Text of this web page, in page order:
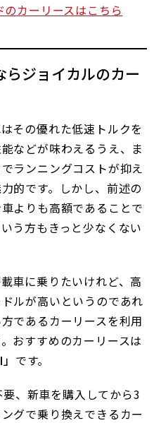
カーリースはこちら
らジョイカルのカー
その優れた低速トルクを
などが味わえるうえ、ま
ランニングコストが抑え
的です。しかし、前述の
よりも高額であることで
う方もきっと少なくない
車に乗りたいけれど、高
ルが高いというのであれ
であるカーリースを利用
おすすめのカーリースは
です。
、新車を購入してから3
グで乗り換えできるカー